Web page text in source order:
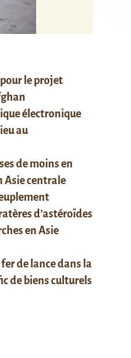
le projet
électronique
au
de moins en
Asie centrale
d’astéroïdes
en Asie
de lance dans la
de biens culturels